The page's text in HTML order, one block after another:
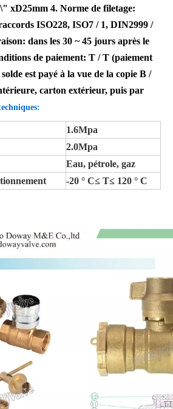
xD25mm 4. Norme de filetage:
ISO228, ISO7 / 1, DIN2999 /
dans les 30 ~ 45 jours après le
de paiement: T / T (paiement
est payé à la vue de la copie B /
carton extérieur, puis par
1.6Mpa
2.0Mpa
Eau, pétrole, gaz
-20 ° C≤ T≤ 120 ° C